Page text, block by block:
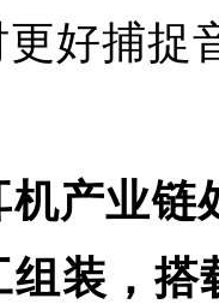
好捕捉
产业
组装，